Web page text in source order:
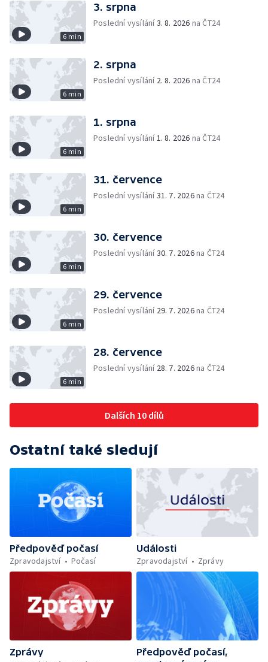
6 min
3. srpna
Poslední vysílání3. 8. 2026 na ČT24
6 min
2. srpna
Poslední vysílání 2. 8. 2026 na ČT24
6 min
1. srpna
Poslední vysílání1. 8. 2026 na ČT24
6 min
31. července
Poslední vysílání31. 7. 2026na ČT24
6 min
30. července
Poslední vysílání30. 7. 2026na ČT24
6 min
29. července
Poslední vysílání 29. 7. 2026na ČT24
6 min
28. července
Poslední vysílání 28. 7. 2026na ČT24
Dalších 10 dílů
Ostatní také sledují
Předpověď počasí
Zpravodajství
Počasí
Události
Zpravodajství
Zprávy
Zprávy
Předpověď počasí,